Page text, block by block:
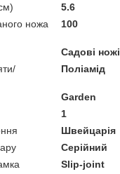
5.6
ножа
100
Садові ножі
Поліамід
Garden
1
Швейцарія
Серійний
Slip-joint